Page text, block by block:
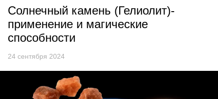
Солнечный камень (Гелиолит)-
применение и магические
способности
24 сентября 2024